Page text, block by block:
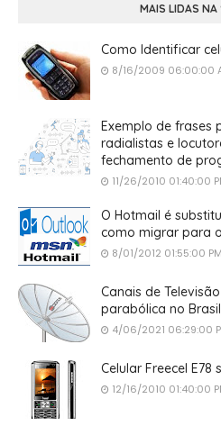
MAIS LIDAS NA
Como Identificar
8/16/2009 06:00:00
Exemplo de frases
radialistas e
fechamento de
11/26/2010 01:40:00
O Hotmail é
como migrar para
8/01/2012 01:55:00 PM
Canais de
parabólica no Brasil
4/06/2021 06:29:00
Celular Freecel E78
12/16/2010 01:40:00